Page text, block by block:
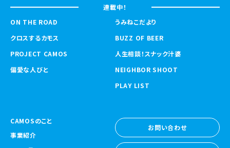
連載中！
ON THE ROAD
クロスするカモス
PROJECT CAMOS
偏愛な人びと
うみねこだより
BUZZ OF BEER
人生相談！スナック汁婆
NEIGHBOR SHOOT
PLAY LIST
CAMOSのこと
事業紹介
お問い合わせ
お問い合わせ